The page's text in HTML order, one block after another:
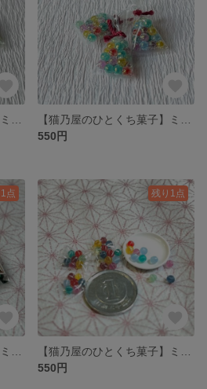
550円
点 残り1点
550円